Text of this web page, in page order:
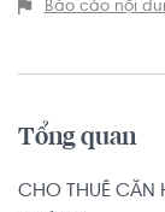
Báo cáo nội
Tổng quan
CHO THUÊ CĂN